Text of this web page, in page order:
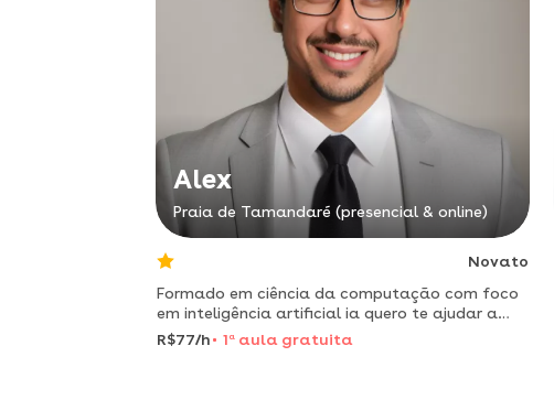
Alex
Praia de Tamandaré (presencial & online)
Novato
Formado em ciência da computação com foco
em inteligência artificial ia quero te ajudar a
entender o universo da tecnologia, venha
aprender a programar comigo!
R$77/h 1 a aula gratuita